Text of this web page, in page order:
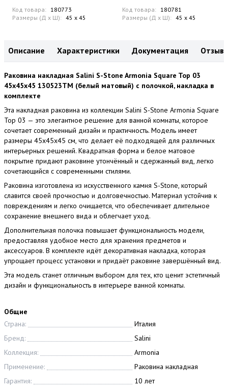
Код товара: 180773
Размеры (Д x Ш): 45 x 45
Код товара: 180781
Размеры (Д x Ш): 45 x 45
Описание Характеристики Документация
Раковина накладная Salini S-Stone Armonia Square Top 03
45x45x45 130523TM (белый матовый) с полочкой, накладка в
комплекте
Эта накладная раковина из коллекции Salini S-Stone Armonia Square
Top 03 — это элегантное решение для ванной комнаты, которое
сочетает современный дизайн и практичность. Модель имеет
размеры 45x45x45 см, что делает её подходящей для различных
интерьерных решений. Квадратная форма и белое матовое
покрытие придают раковине утончённый и сдержанный вид, легко
сочетающийся с современными стилями.
Раковина изготовлена из искусственного камня S-Stone, который
славится своей прочностью и долговечностью. Материал устойчив к
повреждениям и легко очищается, что обеспечивает длительное
сохранение внешнего вида и облегчает уход.
Дополнительная полочка повышает функциональность модели,
предоставляя удобное место для хранения предметов и
аксессуаров. В комплекте идёт декоративная накладка, которая
упрощает процесс установки и придаёт раковине завершённый вид.
Эта модель станет отличным выбором для тех, кто ценит эстетичный
дизайн и функциональность в интерьере ванной комнаты.
Общие
Страна:
Италия
Бренд:
Salini
Коллекция:
Armonia
Применение:
Раковина накладная
Гарантия:
10 лет